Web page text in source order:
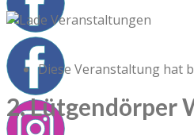
Diese Veranstaltung hat
2. Lütgendörper